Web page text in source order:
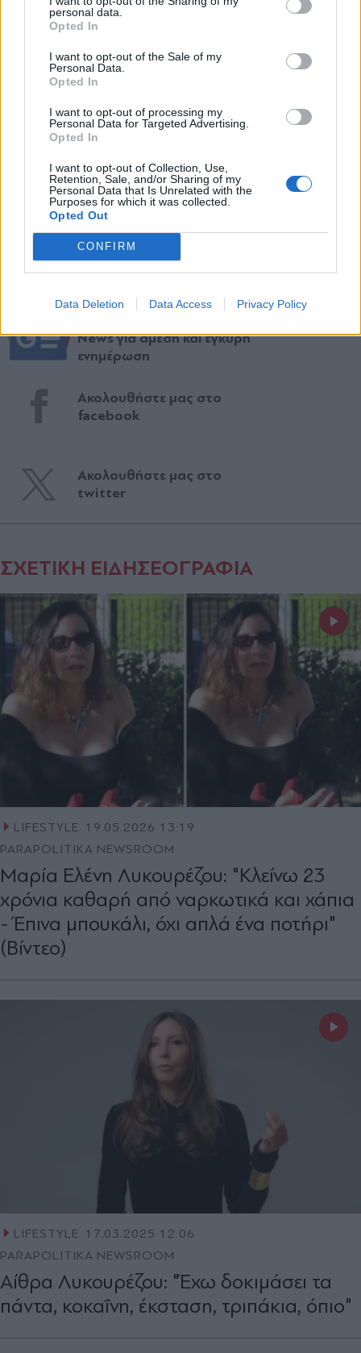
personal data.
Opted In
I want to opt-out of the Sale of my
Personal Data.
Opted In
I want to opt-out of processing my
Personal Data for Targeted Advertising.
Opted In
I want to opt-out of Collection, Use,
Retention, Sale, and/or Sharing of my
Personal Data that Is Unrelated with the
Purposes for which it was collected.
Opted Out
CONFIRM
Data Deletion Data Access Privacy Policy
Δήμητρας Αλεξανδράκη στην «Αυτοψία» δεν
είχε τον χαρακτήρα μιας απλής τηλεοπτικής
αφήγησης. Ήταν μια περιγραφή εμπειριών που
αφορούν το αλκοόλ, τις καταχρήσεις, τη νύχτα,
την έκθεση ανήλικων ανθρώπων σε κινδύνους
και την ανάγκη να μιλάμε γι αυτά τα θέματα,
χωρίς ωραιοποίηση.
TAGS:
#Δήμητρα Αλεξανδράκη
Ακολουθήστε το
News για άμεση και έγκυρη
ενημέρωση
Ακολουθήστε μας στο
facebook
Ακολουθήστε μας στο
twitter
ΣΧΕΤΙΚΗ ΕΙΔΗΣΕΟΓΡΑΦΙΑ
LIFESTYLE 19.05.2026 13:19
PARAPOLITIKA NEWSROOM
Μαρία Ελένη Λυκουρέζου: "Κλείνω 23
χρόνια καθαρή από ναρκωτικά και χάπια
- Έπινα μπουκάλι, όχι απλά ένα ποτήρι"
(Βίντεο)
LIFESTYLE
17.03.2025 12:06
PARAPOLITIKA NEWSROOM
Αίθρα Λυκουρέζου: "Έχω δοκιμάσει τα
πάντα, κοκαΐνη, έκσταση, τριπάκια, όπιο"
Αποδέχομαι τους
και την πολιτική απορρήτου
X